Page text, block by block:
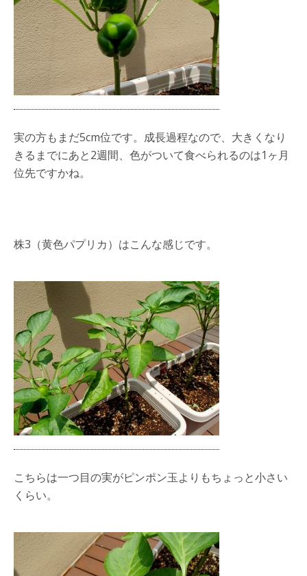
実の方もまだ5cm位です。成長過程なので、大きくなり
きるまでにあと2週間、色がついて食べられるのは1ヶ月
位先ですかね。
株3（黄色パプリカ）はこんな感じです。
こちらは一つ目の実がピンポン玉よりもちょっと小さい
くらい。